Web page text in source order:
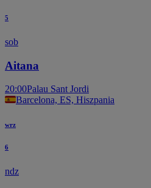
5
sob
Aitana
20:00Palau Sant Jordi
Barcelona, ES, Hiszpania
wrz
6
ndz